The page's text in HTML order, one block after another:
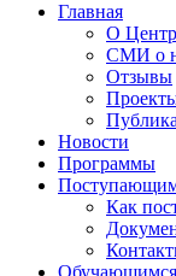
Главная
О
СМИ о
Отзывы
Новости
Программы
Как
Обучающимся